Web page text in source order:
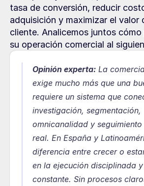
tasa de conversión, reducir
adquisición y maximizar el valor
cliente. Analicemos juntos
su operación comercial al
Opinión experta: La
exige mucho más que una
requiere un sistema que
investigación, segmentación,
omnicanalidad y seguimiento
real. En España y
diferencia entre crecer o
en la ejecución disciplinada
constante. Sin procesos